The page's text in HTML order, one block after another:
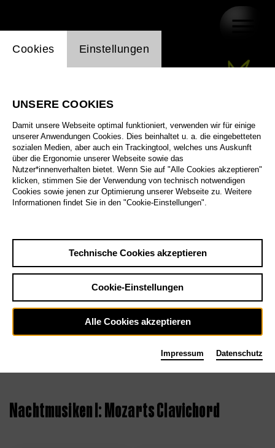
Nachtmusiken I: Mozarts Clavichord
Einstellung Website Cookie
Cookies Einstellungen
UNSERE COOKIES
Damit unsere Webseite optimal funktioniert, verwenden wir für einige
unserer Anwendungen Cookies. Dies beinhaltet u. a. die eingebetteten
sozialen Medien, aber auch ein Trackingtool, welches uns Auskunft
über die Ergonomie unserer Webseite sowie das
Nutzer*innenverhalten bietet. Wenn Sie auf "Alle Cookies akzeptieren"
klicken, stimmen Sie der Verwendung von technisch notwendigen
Cookies sowie jenen zur Optimierung unserer Webseite zu. Weitere
Informationen findet Sie in den "Cookie-Einstellungen".
Technische Cookies akzeptieren
Cookie-Einstellungen
Alle Cookies akzeptieren
Impressum Datenschutz